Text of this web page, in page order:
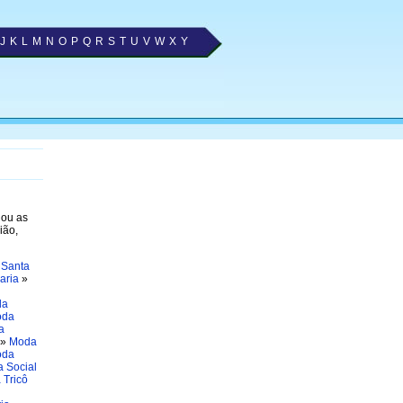
J K L M N O P Q R S T U V W X Y
as
»
Moda
Social
Tricô